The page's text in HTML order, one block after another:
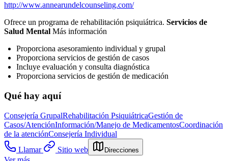
http://www.annearundelcounseling.com/
Ofrece un programa de rehabilitación psiquiátrica. Servicios de
Salud Mental Más información
Proporciona asesoramiento individual y grupal
Proporciona servicios de gestión de casos
Incluye evaluación y consulta diagnóstica
Proporciona servicios de gestión de medicación
Qué hay aquí
Consejería GrupalRehabilitación PsiquiátricaGestión de
Casos/AtenciónInformación/Manejo de MedicamentosCoordinación
de la atenciónConsejería Individual
Llamar
Sitio web Direcciones